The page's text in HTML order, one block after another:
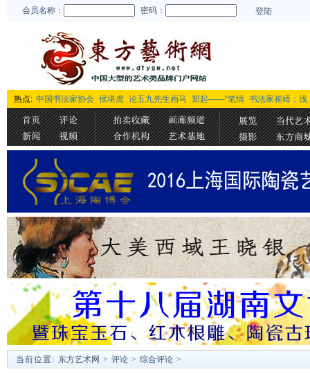
会员名称： 密码： 登陆
热点: 中国书法家协会 侯堪虎 论五九先生画马 郑起——“笔情 书法家崔靖：浅
当前位置: 东方艺术网 > 评论 > 综合评论 >